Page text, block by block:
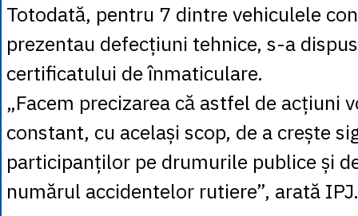
Totodată, pentru 7 dintre vehiculele
prezentau defecțiuni tehnice, s-a
certificatului de înmaticulare.
„Facem precizarea că astfel de acțiuni
constant, cu același scop, de a crește
participanților pe drumurile publice și
numărul accidentelor rutiere”, arată IPJ.